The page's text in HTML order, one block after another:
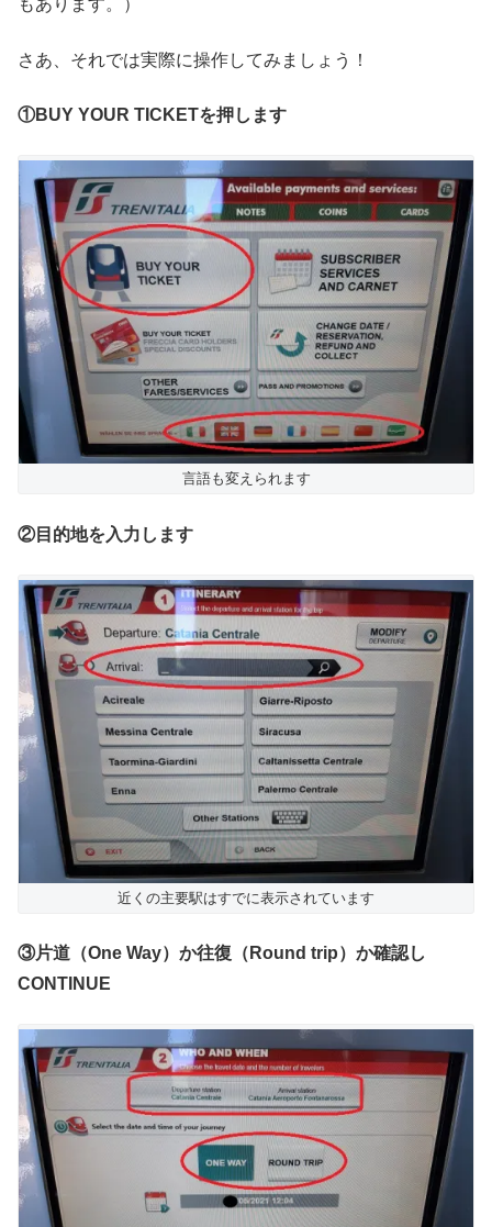
もあります。）
さあ、それでは実際に操作してみましょう！
①BUY YOUR TICKETを押します
言語も変えられます
②目的地を入力します
近くの主要駅はすでに表示されています
③片道（One Way）か往復（Round trip）か確認し
CONTINUE